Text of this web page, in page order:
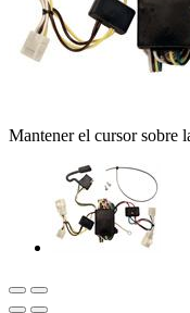
Mantener el cursor sobre